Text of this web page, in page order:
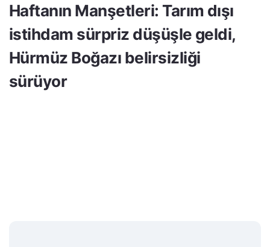
Haftanın Manşetleri: Tarım dışı
istihdam sürpriz düşüşle geldi,
Hürmüz Boğazı belirsizliği
sürüyor